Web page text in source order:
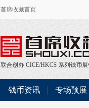
首席收藏首页
联合创办 CICE/HKCS 系列钱币
钱币资讯 专场预展